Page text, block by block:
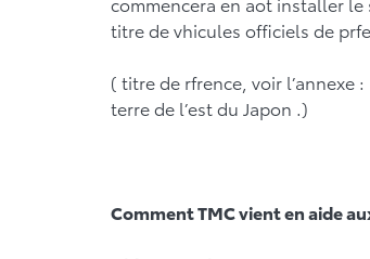
titre de vhicules officiels de
( titre de rfrence, voir
terre de l’est du Japon .)
Comment TMC vient en aide